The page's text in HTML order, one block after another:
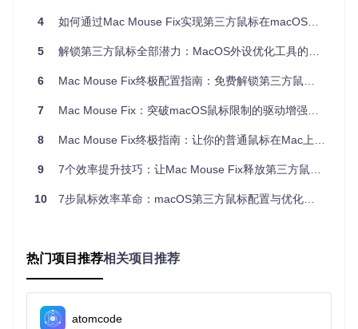
权限配置
系统偏好设置 > 安全性与隐私 > 辅助功能
重启应用使设置生效
设备识别与配置初始化 启动后软件会自动检测连接的鼠标
设备，生成基础配置文件。对于多设备用户，可通过菜单
栏切换不同设备的配置方案。
按键映射系统解析
完成复杂的按键配置：
核心配置能力包括：
4 如何通过Mac Mouse Fix实现第三方鼠标在macOS系统的全面性能优化
5 解锁第三方鼠标全部潜力：MacOS外设优化工具的7个实战技巧
6 Mac Mouse Fix终极配置指南：免费解锁第三方鼠标在macOS的全部潜能
7 Mac Mouse Fix：突破macOS鼠标限制的驱动增强工具
8 Mac Mouse Fix终极指南：让你的普通鼠标在Mac上重获新生
9 7个效率提升技巧：让Mac Mouse Fix释放第三方鼠标全部潜力
10 7步鼠标效率革命：macOS第三方鼠标配置与优化完全指南
热门项目推荐相关项目推荐
atomcode